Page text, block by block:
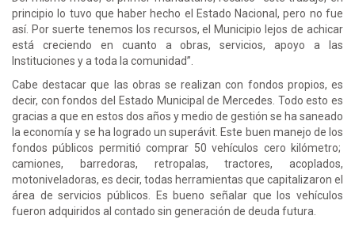
principio lo tuvo que haber hecho el Estado Nacional, pero no fue
así. Por suerte tenemos los recursos, el Municipio lejos de achicar
está creciendo en cuanto a obras, servicios, apoyo a las
Instituciones y a toda la comunidad”.
Cabe destacar que las obras se realizan con fondos propios, es
decir, con fondos del Estado Municipal de Mercedes. Todo esto es
gracias a que en estos dos años y medio de gestión se ha saneado
la economía y se ha logrado un superávit. Este buen manejo de los
fondos públicos permitió comprar 50 vehículos cero kilómetro;
camiones, barredoras, retropalas, tractores, acoplados,
motoniveladoras, es decir, todas herramientas que capitalizaron el
área de servicios públicos. Es bueno señalar que los vehículos
fueron adquiridos al contado sin generación de deuda futura.